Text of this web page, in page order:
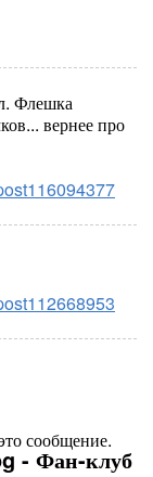
Флешка
вернее про
сообщение.
- Фан-клуб